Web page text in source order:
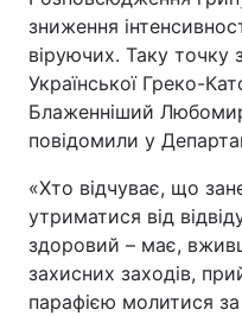
зниження
віруючих. Таку точку
Української Греко-
Блаженніший
повідомили у
«Хто відчуває, що
утриматися від
здоровий – має,
захисних заходів,
парафією молитися за